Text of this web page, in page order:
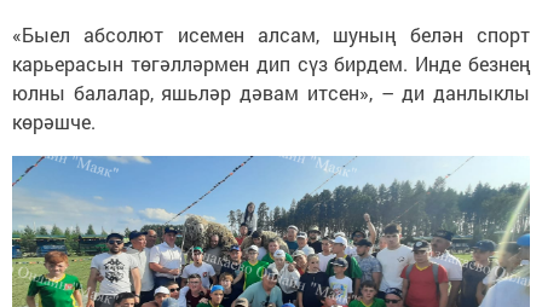
«Быел абсолют исемен алсам, шуның белән спорт
карьерасын төгәлләрмен дип сүз бирдем. Инде безнең
юлны балалар, яшьләр дәвам итсен», – ди данлыклы
көрәшче.